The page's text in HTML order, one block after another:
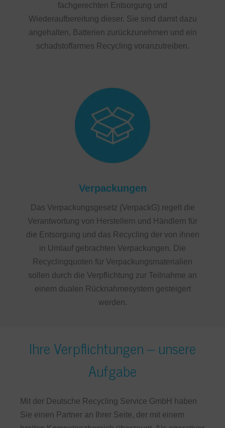
fachgerechten Entsorgung und
Wiederaufbereitung dieser. Sie sind damit dazu
angehalten, Batterien zurückzunehmen und ein
schadstoffarmes Recycling voranzutreiben.
Verpackungen
Das Verpackungsgesetz (VerpackG) regelt die
Verantwortung von Herstellern und Händlern für
die Entsorgung und das Recycling der von ihnen
in Umlauf gebrachten Verpackungen. Die
Recyclingquoten für Verpackungsmaterialien
sollen durch die Verpflichtung zur Teilnahme an
einem dualen Rücknahmesystem gesteigert
werden.
Ihre Verpflichtungen – unsere
Aufgabe
Mit der Deutsche Recycling Service GmbH haben
Sie einen Partner an Ihrer Seite, der mit einem